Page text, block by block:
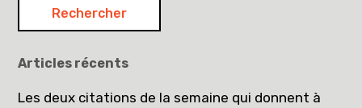
Articles récents
Les deux citations de la semaine qui donnent à